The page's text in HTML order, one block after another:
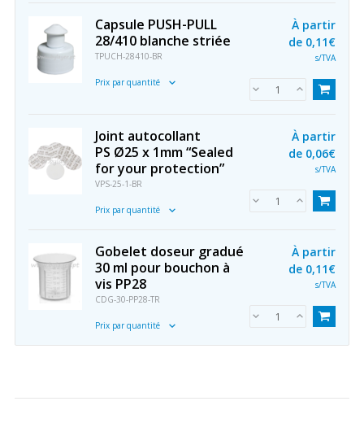
Capsule PUSH-PULL
28/410 blanche striée
TPUCH-28410-BR
Prix par quantité
À partir
de 0,11€
s/TVA
Joint autocollant
PS Ø25 x 1mm “Sealed
for your protection”
VPS-25-1-BR
Prix par quantité
À partir
de 0,06€
s/TVA
Gobelet doseur gradué
30 ml pour bouchon à
vis PP28
CDG-30-PP28-TR
Prix par quantité
À partir
de 0,11€
s/TVA